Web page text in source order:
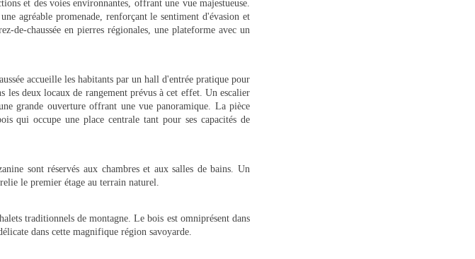
et des voies environnantes, offrant une vue majestueuse.
agréable promenade, renforçant le sentiment d'évasion et
de-chaussée en pierres régionales, une plateforme avec un
accueille les habitants par un hall d'entrée pratique pour
les deux locaux de rangement prévus à cet effet. Un escalier
grande ouverture offrant une vue panoramique. La pièce
qui occupe une place centrale tant pour ses capacités de
sont réservés aux chambres et aux salles de bains. Un
le premier étage au terrain naturel.
traditionnels de montagne. Le bois est omniprésent dans
dans cette magnifique région savoyarde.